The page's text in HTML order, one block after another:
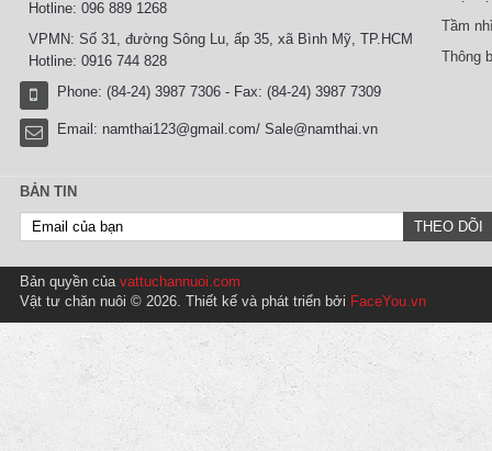
Hotline: 096 889 1268
VPMN: Số 31, đường Sông Lu, ấp 35, xã Bình Mỹ, TP.HCM
Hotline: 0916 744 828
Phone: (84-24) 3987 7306 - Fax: (84-24) 3987 7309
Email: namthai123@gmail.com/ Sale@namthai.vn
Tầm
Thông
BẢN TIN
Bản quyền của vattuchannuoi.com
Vật tư chăn nuôi © 2026. Thiết kế và phát triển bởi FaceYou.vn